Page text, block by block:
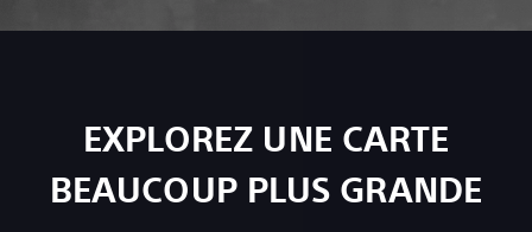
EXPLOREZ UNE CARTE
BEAUCOUP PLUS GRANDE